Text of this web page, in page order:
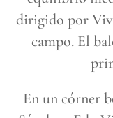
dirigido por
campo. El
En un córner